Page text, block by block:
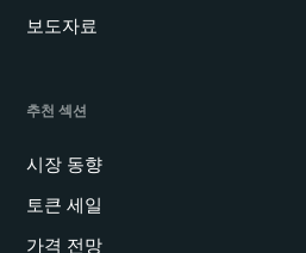
보도자료
추천 섹션
시장 동향
토큰 세일
가격 전망